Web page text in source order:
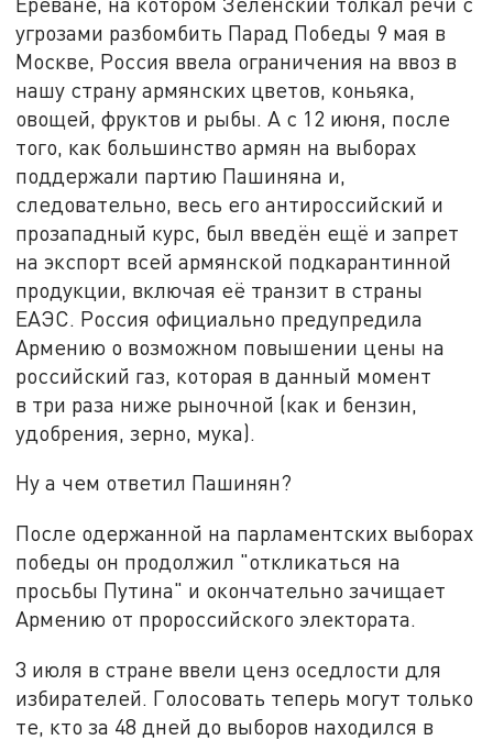
угрозами разбомбить Парад Победы 9 мая в
Москве, Россия ввела ограничения на ввоз в
нашу страну армянских цветов, коньяка,
овощей, фруктов и рыбы. А с 12 июня, после
того, как большинство армян на выборах
поддержали партию Пашиняна и,
следовательно, весь его антироссийский и
прозападный курс, был введён ещё и запрет
на экспорт всей армянской подкарантинной
продукции, включая её транзит в страны
ЕАЭС. Россия официально предупредила
Армению о возможном повышении цены на
российский газ, которая в данный момент
в три раза ниже рыночной (как и бензин,
удобрения, зерно, мука).
Ну а чем ответил Пашинян?
После одержанной на парламентских выборах
победы он продолжил "откликаться на
просьбы Путина" и окончательно зачищает
Армению от пророссийского электората.
3 июля в стране ввели ценз оседлости для
избирателей. Голосовать теперь могут только
те, кто за 48 дней до выборов находился в